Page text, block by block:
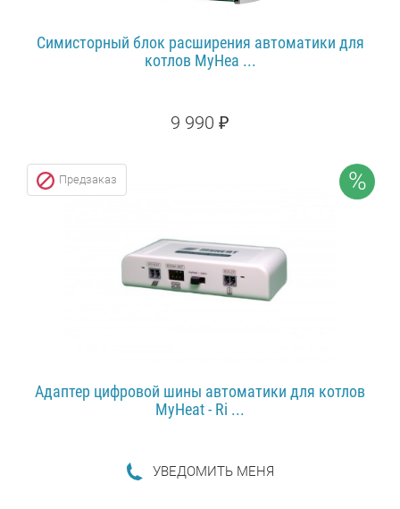
Симисторный блок расширения автоматики для
котлов MyHea ...
9 990 ₽
%
Предзаказ
Адаптер цифровой шины автоматики для котлов
MyHeat - Ri ...
УВЕДОМИТЬ МЕНЯ